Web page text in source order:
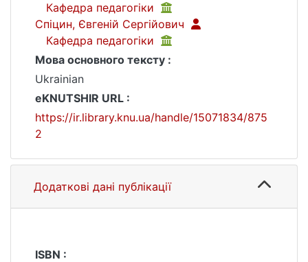
Кафедра педагогіки
Спіцин, Євгеній Сергійович
Кафедра педагогіки
Мова основного тексту :
Ukrainian
eKNUTSHIR URL :
https://ir.library.knu.ua/handle/15071834/875
2
Додаткові дані публікації
ISBN :